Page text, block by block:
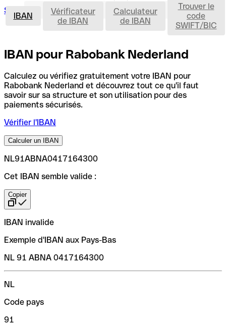
Se connecterOuvrir un compte IBAN
IBAN
Vérificateur
de IBAN
Calculateur
de IBAN
Trouver le
code
SWIFT/BIC
IBAN pour Rabobank Nederland
Calculez ou vérifiez gratuitement votre IBAN pour
Rabobank Nederland et découvrez tout ce qu'il faut
savoir sur sa structure et son utilisation pour des
paiements sécurisés.
Vérifier l'IBAN
Calculer un IBAN
NL91ABNA0417164300
Cet IBAN semble valide :
Copier
IBAN invalide
Exemple d'IBAN aux Pays-Bas
NL 91 ABNA 0417164300
NL
Code pays
91